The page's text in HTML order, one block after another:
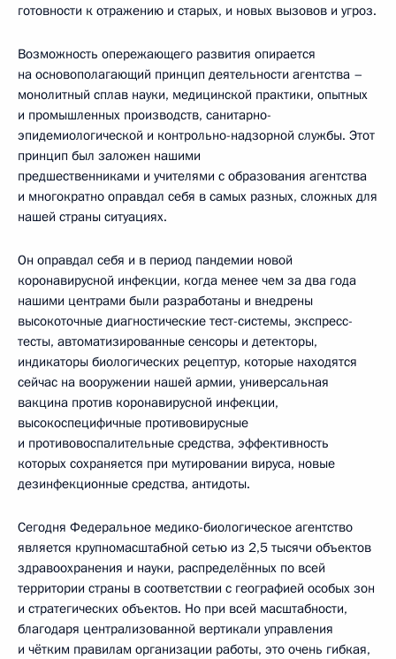
готовности к отражению и старых, и новых вызовов и угроз.
Возможность опережающего развития опирается
на основополагающий принцип деятельности агентства –
монолитный сплав науки, медицинской практики, опытных
и промышленных производств, санитарно-
эпидемиологической и контрольно-надзорной службы. Этот
принцип был заложен нашими
предшественниками и учителями с образования агентства
и многократно оправдал себя в самых разных, сложных для
нашей страны ситуациях.
Он оправдал себя и в период пандемии новой
коронавирусной инфекции, когда менее чем за два года
нашими центрами были разработаны и внедрены
высокоточные диагностические тест-системы, экспресс-
тесты, автоматизированные сенсоры и детекторы,
индикаторы биологических рецептур, которые находятся
сейчас на вооружении нашей армии, универсальная
вакцина против коронавирусной инфекции,
высокоспецифичные противовирусные
и противовоспалительные средства, эффективность
которых сохраняется при мутировании вируса, новые
дезинфекционные средства, антидоты.
Сегодня Федеральное медико-биологическое агентство
является крупномасштабной сетью из 2,5 тысячи объектов
здравоохранения и науки, распределённых по всей
территории страны в соответствии с географией особых зон
и стратегических объектов. Но при всей масштабности,
благодаря централизованной вертикали управления
и чётким правилам организации работы, это очень гибкая,